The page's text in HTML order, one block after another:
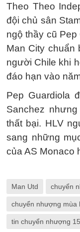
Theo Theo
đội chủ sân
ngộ thầy cũ
Man City chuẩn
người Chile khi
đáo hạn vào
Pep Guardiola
Sanchez
thất bại. HLV
sang những
của AS Monaco
Man Utd chuyển
chuyển nhượng mùa
tin chuyển nhượng